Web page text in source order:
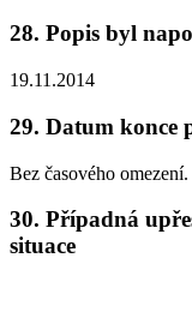
28. Popis byl
19.11.2014
29. Datum konce
Bez časového omezení.
30. Případná
situace